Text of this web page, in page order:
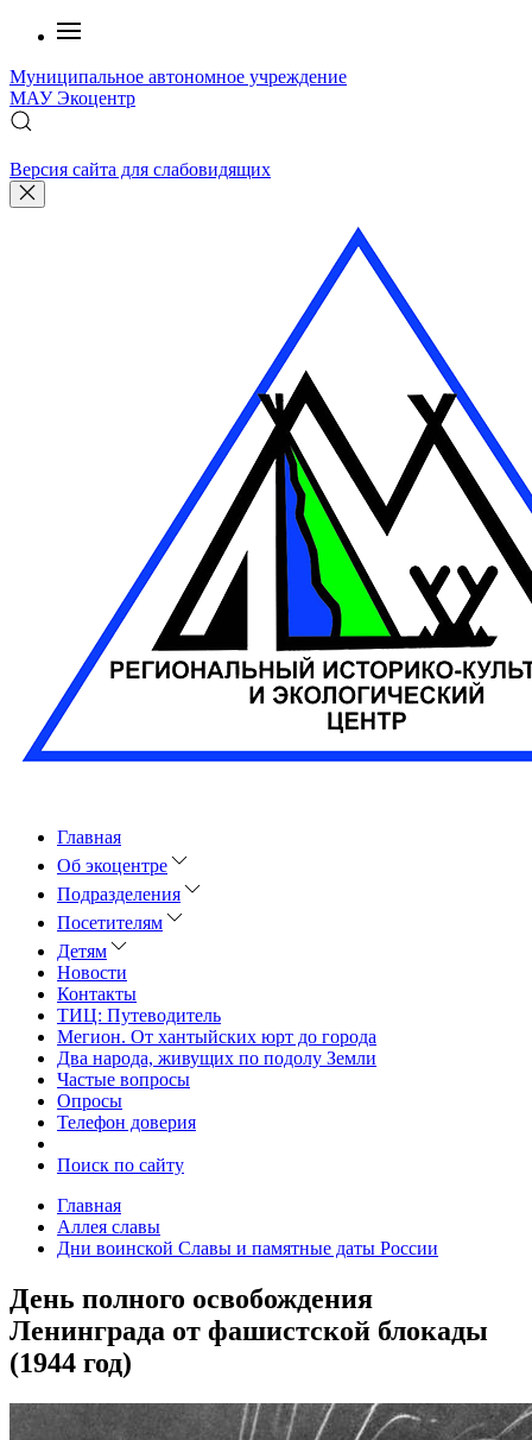
Муниципальное автономное учреждение
МАУЭкоцентр
Версия сайта для слабовидящих
Главная
Об экоцентре
Подразделения
Посетителям
Детям
Новости
Контакты
ТИЦ: Путеводитель
Мегион. От хантыйских юрт до города
Два народа, живущих по подолу Земли
Частые вопросы
Опросы
Телефон доверия
Поиск по сайту
Главная
Аллея славы
Дни воинской Славы и памятные даты России
День полного освобождения
Ленинграда от фашистской блокады
(1944 год)